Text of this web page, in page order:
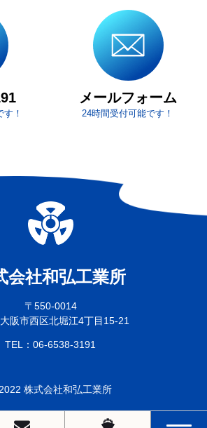
！
メールフォーム
24時間受付可能です！
〒550-0014
阪市西区北堀江4丁目15-21
TEL：06-6538-3191
株式会社和弘工業所